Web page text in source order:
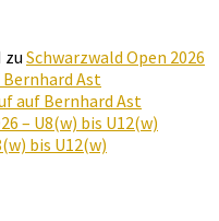
zu Schwarzwald Open 2026
Ast
auf Bernhard Ast
– U8(w) bis U12(w)
bis U12(w)